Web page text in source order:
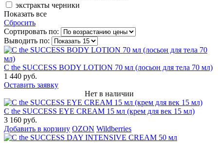
экстракты черники
Показать все
Сбросить
Сортировать по:
Выводить по:
C the SUCCESS BODY LOTION 70 мл (лосьон для тела 70 мл)
1 440 руб.
Оставить заявку
Нет в наличии
C the SUCCESS EYE CREAM 15 мл (крем для век 15 мл)
3 160 руб.
Добавить в корзину OZON Wildberries